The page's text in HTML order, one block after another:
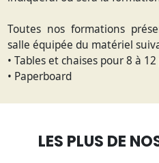
Toutes nos formations
salle équipée du matériel
• Tables et chaises pour 8 à
• Paperboard
LES PLUS DE